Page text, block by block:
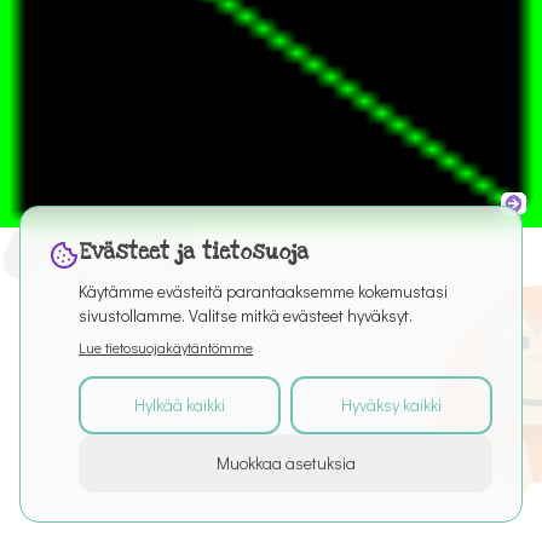
Kaikki oikeudet pidätetään
ArtikkelitPuro EditorTietosuoja
Evästeet ja tietosuoja
Käytämme evästeitä parantaaksemme kokemustasi
sivustollamme. Valitse mitkä evästeet hyväksyt.
Lue tietosuojakäytäntömme
Hylkää kaikki Hyväksy kaikki
Muokkaa asetuksia